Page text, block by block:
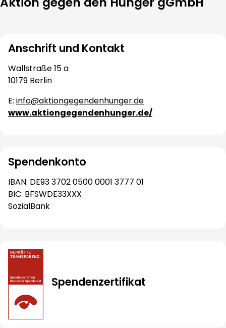
Anschrift und Kontakt
Wallstraße 15 a
10179 Berlin
E: info@aktiongegendenhunger.de
www.aktiongegendenhunger.de/
Spendenkonto
IBAN: DE93 3702 0500 0001 3777 01
BIC: BFSWDE33XXX
SozialBank
Spendenzertifikat